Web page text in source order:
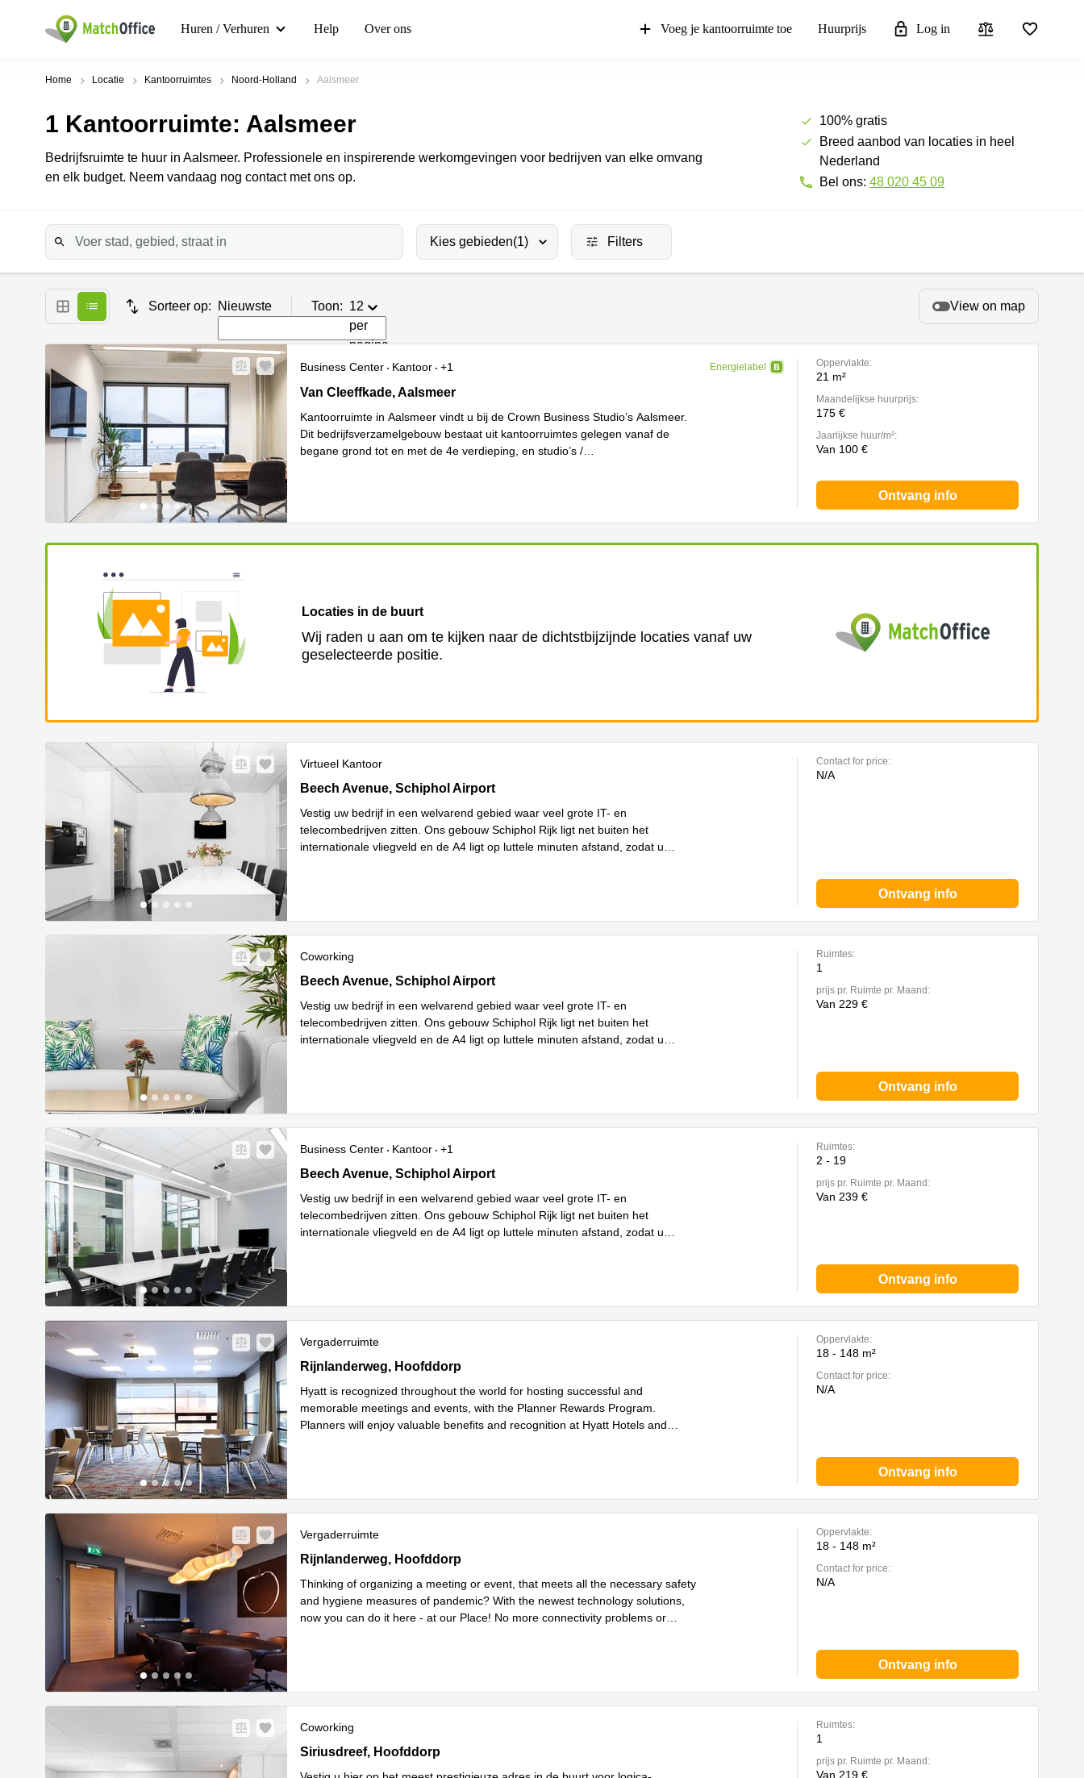
Huren / Verhuren Help Over ons Voeg je kantoorruimte toe Huurprijs Log in
Home Locatie Kantoorruimtes Noord-Holland Aalsmeer
1 Kantoorruimte: Aalsmeer
Bedrijfsruimte te huur in Aalsmeer. Professionele en inspirerende werkomgevingen voor bedrijven van elke omvang
en elk budget. Neem vandaag nog contact met ons op.
100% gratis
Breed aanbod van locaties in heel
Nederland
Bel ons: 48 020 45 09
Kies gebieden(1) Filters
Sorteer op: Nieuwste Toon: 12
per
pagina
View on map
Business Center Kantoor +1 Energielabel
Van Cleeffkade 15, Aalsmeer
Van Cleeffkade, Aalsmeer
Kantoorruimte in Aalsmeer vindt u bij de Crown Business Studio’s Aalsmeer.
Dit bedrijfsverzamelgebouw bestaat uit kantoorruimtes gelegen vanaf de
begane grond tot en met de 4e verdieping, en studio’s /
Oppervlakte:
21 m²
Maandelijkse huurprijs:
175 €
Jaarlijkse huur/m²:
Van 100 €
Ontvang info
Locaties in de buurt
Wij raden u aan om te kijken naar de dichtstbijzijnde locaties vanaf uw
geselecteerde positie.
Virtueel Kantoor
Beech Avenue 54-62,Het Poortgebouw, Schiphol Airport
Beech Avenue, Schiphol Airport
Vestig uw bedrijf in een welvarend gebied waar veel grote IT- en
telecombedrijven zitten. Ons gebouw Schiphol Rijk ligt net buiten het
internationale vliegveld en de A4 ligt op luttele minuten afstand, zodat u
Contact for price:
N/A
Ontvang info
Coworking
Beech Avenue 54-62,Het Poortgebouw, Schiphol Airport
Beech Avenue, Schiphol Airport
Vestig uw bedrijf in een welvarend gebied waar veel grote IT- en
telecombedrijven zitten. Ons gebouw Schiphol Rijk ligt net buiten het
internationale vliegveld en de A4 ligt op luttele minuten afstand, zodat u
Ruimtes:
1
prijs pr. Ruimte pr. Maand:
Van 229 €
Ontvang info
Business Center Kantoor
+1
Beech Avenue 54-62,Het Poortgebouw, Schiphol Airport
Beech Avenue, Schiphol Airport
Vestig uw bedrijf in een welvarend gebied waar veel grote IT- en
telecombedrijven zitten. Ons gebouw Schiphol Rijk ligt net buiten het
internationale vliegveld en de A4 ligt op luttele minuten afstand, zodat u
Ruimtes:
2 - 19
prijs pr. Ruimte pr. Maand:
Van 239 €
Ontvang info
Vergaderruimte
Rijnlanderweg 800, Hoofddorp
Rijnlanderweg, Hoofddorp
Hyatt is recognized throughout the world for hosting successful and
memorable meetings and events, with the Planner Rewards Program.
Planners will enjoy valuable benefits and recognition at Hyatt Hotels and
Oppervlakte:
18 - 148 m²
Contact for price:
N/A
Ontvang info
Vergaderruimte
Rijnlanderweg 800, Hoofddorp
Rijnlanderweg, Hoofddorp
Thinking of organizing a meeting or event, that meets all the necessary safety
and hygiene measures of pandemic? With the newest technology solutions,
now you can do it here - at our Place! No more connectivity problems or
Oppervlakte:
18 - 148 m²
Contact for price:
N/A
Ontvang info
Coworking
Siriusdreef 17-27,Transpolis Park, Hoofddorp
Siriusdreef, Hoofddorp
Ruimtes:
1
prijs pr. Ruimte pr. Maand:
Van 219 €